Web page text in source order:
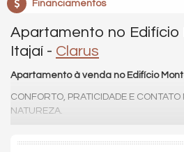
Financiamentos
Apartamento no Edifício
Itajaí - Clarus
Apartamento à venda no Edifício
CONFORTO, PRATICIDADE E
NATUREZA.
foi pensado para oferecer